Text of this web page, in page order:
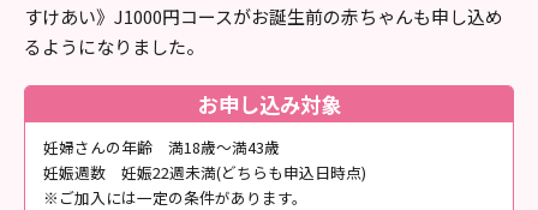
すけあい》J1000円コースがお誕生前の赤ちゃんも申し込め
るようになりました。
お申し込み対象
妊婦さんの年齢 満18歳～満43歳
妊娠週数 妊娠22週未満(どちらも申込日時点)
※ご加入には一定の条件があります。